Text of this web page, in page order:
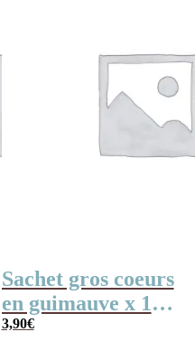
Sachet gros coeurs
en guimauve x 15
– “Merci” –
3,90€